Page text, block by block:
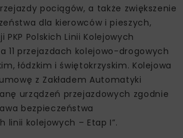
pociągów, a także zwiększenie
dla kierowców i pieszych,
Polskich Linii Kolejowych
11 przejazdach kolejowo-drogowych
łódzkim i świętokrzyskim. Kolejowa
z Zakładem Automatyki
urządzeń przejazdowych zgodnie
bezpieczeństwa
linii kolejowych – Etap I”.